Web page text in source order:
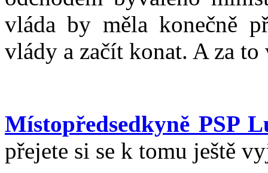
vláda by měla konečně
vlády a začít konat. A za
Místopředsedkyně PSP
přejete si se k tomu ještě